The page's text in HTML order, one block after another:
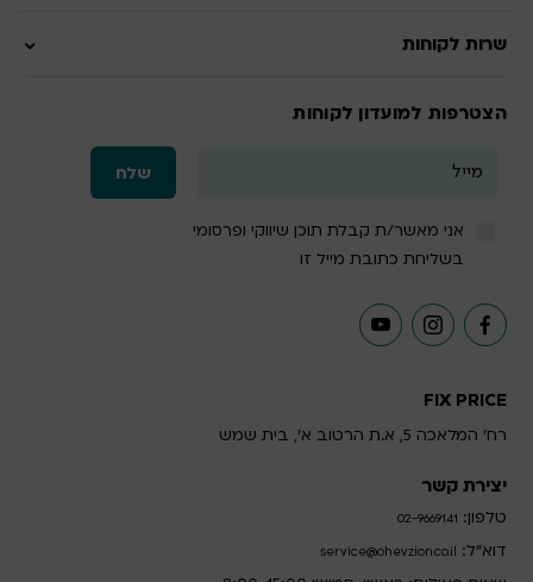
FIX PRICE
רח' המלאכה 5, א.ת הרטוב א', בית שמש
יצירת קשר
טלפון: 02-9669141
דוא”ל: service@ohevzion.co.il
שרות לקוחות
הצטרפות למועדון לקוחות
אני מאשר/ת קבלת תוכן שיווקי ופרסומי
בשליחת כתובת מייל זו